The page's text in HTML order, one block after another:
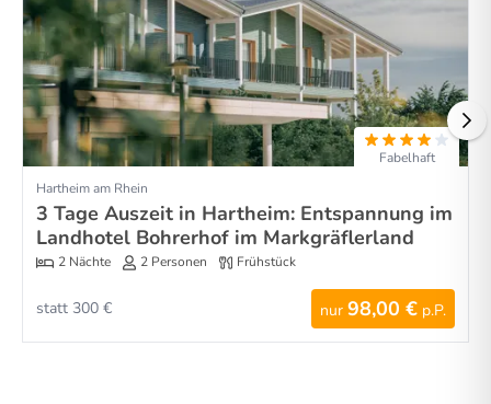
Fabelhaft
Hartheim am Rhein
3 Tage Auszeit in Hartheim: Entspannung im
Landhotel Bohrerhof im Markgräflerland
2 Nächte 2 Personen Frühstück
nur 98,00 € p.P.
statt 300 €